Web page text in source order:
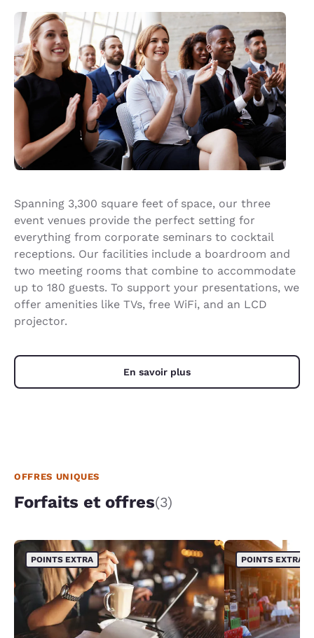
Spanning 3,300 square feet of space, our three
event venues provide the perfect setting for
everything from corporate seminars to cocktail
receptions. Our facilities include a boardroom and
two meeting rooms that combine to accommodate
up to 180 guests. To support your presentations, we
offer amenities like TVs, free WiFi, and an LCD
projector.
En savoir plus
OFFRES UNIQUES
Forfaits et offres(3)
POINTS EXTRA POINTS EXTRA